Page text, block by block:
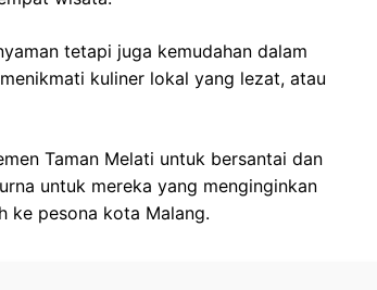
tetapi juga kemudahan dalam
kuliner lokal yang lezat, atau
Taman Melati untuk bersantai dan
untuk mereka yang menginginkan
ke pesona kota Malang.